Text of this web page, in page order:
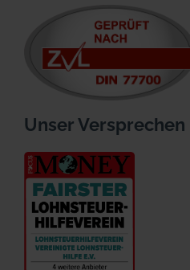
Unser Versprechen